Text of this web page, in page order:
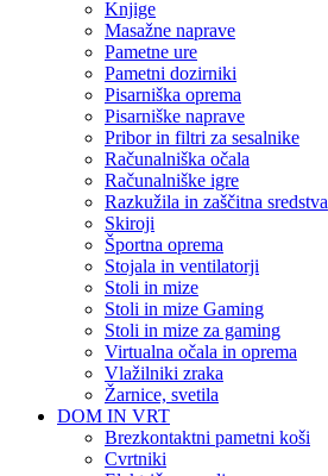
Knjige
Masažne naprave
Pametne ure
Pametni dozirniki
Pisarniška oprema
Pisarniške naprave
Pribor in filtri za sesalnike
Računalniška očala
Računalniške igre
Razkužila in zaščitna sredstva
Skiroji
Športna oprema
Stojala in ventilatorji
Stoli in mize
Stoli in mize Gaming
Stoli in mize za gaming
Virtualna očala in oprema
Vlažilniki zraka
Žarnice, svetila
DOM IN VRT
Brezkontaktni pametni koši
Cvrtniki